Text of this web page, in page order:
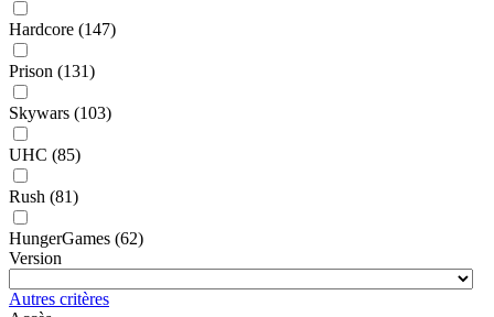
Hardcore (147)
Prison (131)
Skywars (103)
UHC (85)
Rush (81)
HungerGames (62)
Version
Autres critères